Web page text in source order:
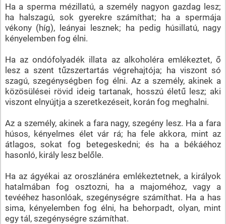
Ha a sperma mézillatú, a személy nagyon gazdag lesz;
ha halszagú, sok gyerekre számíthat; ha a spermája
vékony (híg), leányai lesznek; ha pedig húsillatú, nagy
kényelemben fog élni.
Ha az ondófolyadék illata az alkoholéra emlékeztet, ő
lesz a szent tűzszertartás végrehajtója; ha viszont só
szagú, szegénységben fog élni. Az a személy, akinek a
közösülései rövid ideig tartanak, hosszú életű lesz; aki
viszont elnyújtja a szeretkezéseit, korán fog meghalni.
Az a személy, akinek a fara nagy, szegény lesz. Ha a fara
húsos, kényelmes élet vár rá; ha fele akkora, mint az
átlagos, sokat fog betegeskedni; és ha a békáéhoz
hasonló, király lesz belőle.
Ha az ágyékai az oroszlánéra emlékeztetnek, a királyok
hatalmában fog osztozni, ha a majoméhoz, vagy a
tevééhez hasonlóak, szegénységre számíthat. Ha a has
sima, kényelemben fog élni, ha behorpadt, olyan, mint
egy tál, szegénységre számíthat.